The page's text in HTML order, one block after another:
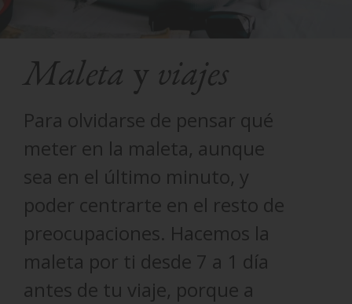
Maleta y viajes
Para olvidarse de pensar qué
meter en la maleta, aunque
sea en el último minuto, y
poder centrarte en el resto de
preocupaciones. Hacemos la
maleta por ti desde 7 a 1 día
antes de tu viaje, porque a